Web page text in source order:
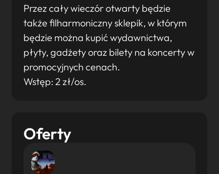
Przez cały wieczór otwarty będzie
także filharmoniczny sklepik, w którym
będzie można kupić wydawnictwa,
płyty, gadżety oraz bilety na koncerty w
promocyjnych cenach.
Wstęp: 2 zł/os.
Oferty